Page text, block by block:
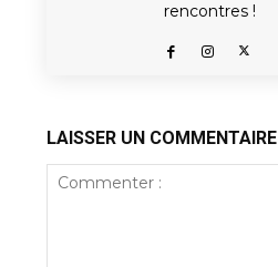
rencontres !
LAISSER UN COMMENTAIRE